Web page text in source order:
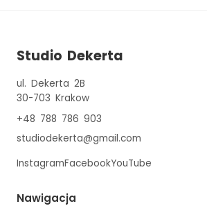
Studio Dekerta
ul. Dekerta 2B
30-703 Krakow
+48 788 786 903
studiodekerta@gmail.com
InstagramFacebookYouTube
Nawigacja